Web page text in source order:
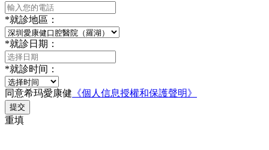
*就診地區：
*就診日期：
*就診时间：
同意希玛愛康健 《個人信息授權和保護聲明》
提交
重填